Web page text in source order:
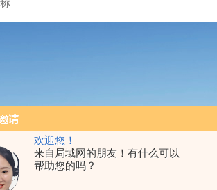
欢迎您！
来自局域网的朋友！有什么可以
帮助您的吗？
/ 令旦科技色差仪的行业应用